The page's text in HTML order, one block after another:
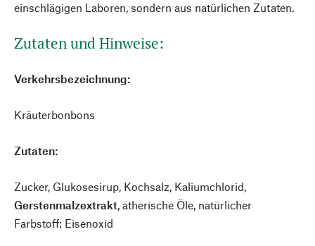
einschlägigen Laboren, sondern aus natürlichen Zutaten.
Zutaten und Hinweise:
Verkehrsbezeichnung:
Kräuterbonbons
Zutaten:
Zucker, Glukosesirup, Kochsalz, Kaliumchlorid,
Gerstenmalzextrakt, ätherische Öle, natürlicher
Farbstoff: Eisenoxid